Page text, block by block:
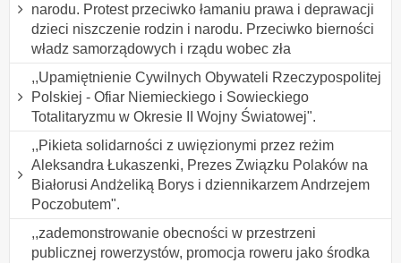
narodu. Protest przeciwko łamaniu prawa i deprawacji
dzieci niszczenie rodzin i narodu. Przeciwko bierności
władz samorządowych i rządu wobec zła
,,Upamiętnienie Cywilnych Obywateli Rzeczypospolitej
Polskiej - Ofiar Niemieckiego i Sowieckiego
Totalitaryzmu w Okresie II Wojny Światowej".
,,Pikieta solidarności z uwięzionymi przez reżim
Aleksandra Łukaszenki, Prezes Związku Polaków na
Białorusi Andżeliką Borys i dziennikarzem Andrzejem
Poczobutem".
,,zademonstrowanie obecności w przestrzeni
publicznej rowerzystów, promocja roweru jako środka